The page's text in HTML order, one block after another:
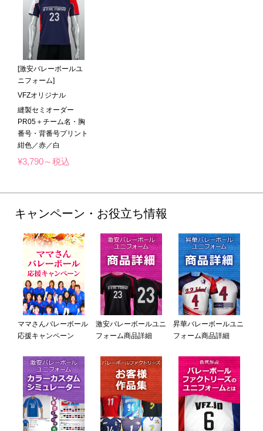
[激安バレーボールユ
ニフォーム]
VFZオリジナル
縫製セミオーダー
PR05＋チーム名・胸
番号・背番号プリント
紺色／赤／白
¥3,790～税込
キャンペーン・お役立ち情報
ママさんバレーボール
応援キャンペーン
激安バレーボールユニ
フォーム商品詳細
昇華バレーボールユニ
フォーム商品詳細